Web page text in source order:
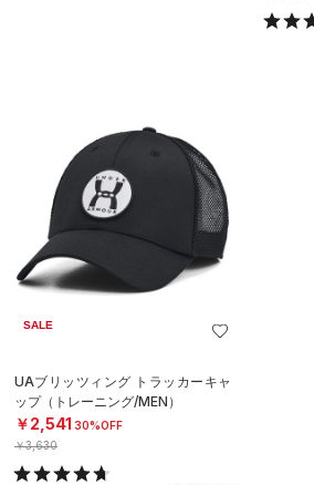
SALE
UAブリッツィング トラッカーキャ
ップ（トレーニング/MEN）
￥2,541 30%OFF
￥3,630